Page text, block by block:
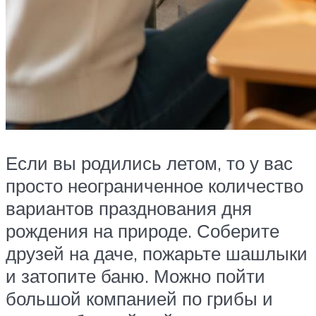
Если вы родились летом, то у вас
просто неограниченное количество
вариантов празднования дня
рождения на природе. Соберите
друзей на даче, пожарьте шашлыки
и затопите баню. Можно пойти
большой компанией по грибы и